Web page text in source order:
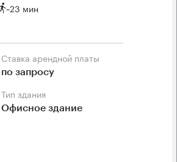
~23 мин
Ставка арендной платы
по запросу
Тип здания
Офисное здание